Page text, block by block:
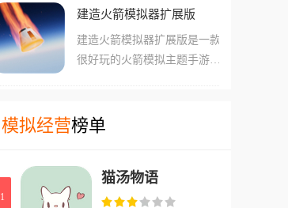
的动物家园。同时要招募员
客的需求，让动物园持续发展
壮大。游戏中收录了大量真实
观和行为模式。引擎升级和画
细节丰富，带来沉浸式的养动
物体验。
济、武装实力，才能更好在这
个边缘地区生存下来。收集足
够多的资源和材料，安排部落
部落发展壮大起来。游戏提供
挑战。通过合理规划资源和科
技研发，不断开拓新的疆域，
建造火箭模拟器扩展版
建造火箭模拟器扩展版是一款
很好玩的火箭模拟主题手游，
的玩法。玩家们需要自己利用
不同形态有着很多好用的效
果，而且支持玩家们自己diy
模拟经营榜单
1
猫汤物语